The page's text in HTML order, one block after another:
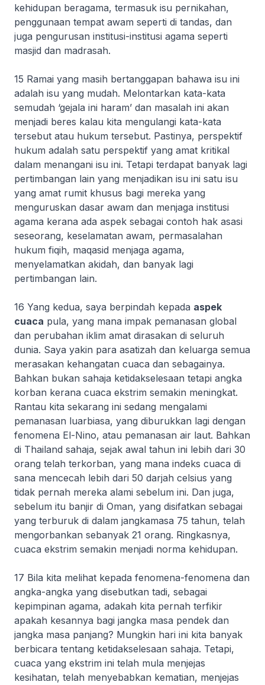
kehidupan beragama, termasuk isu pernikahan,
penggunaan tempat awam seperti di tandas, dan
juga pengurusan institusi-institusi agama seperti
masjid dan madrasah.
15 Ramai yang masih bertanggapan bahawa isu ini
adalah isu yang mudah. Melontarkan kata-kata
semudah ‘gejala ini haram’ dan masalah ini akan
menjadi beres kalau kita mengulangi kata-kata
tersebut atau hukum tersebut. Pastinya, perspektif
hukum adalah satu perspektif yang amat kritikal
dalam menangani isu ini. Tetapi terdapat banyak lagi
pertimbangan lain yang menjadikan isu ini satu isu
yang amat rumit khusus bagi mereka yang
menguruskan dasar awam dan menjaga institusi
agama kerana ada aspek sebagai contoh hak asasi
seseorang, keselamatan awam, permasalahan
hukum fiqih, maqasid menjaga agama,
menyelamatkan akidah, dan banyak lagi
pertimbangan lain.
16 Yang kedua, saya berpindah kepada aspek
cuaca pula, yang mana impak pemanasan global
dan perubahan iklim amat dirasakan di seluruh
dunia. Saya yakin para asatizah dan keluarga semua
merasakan kehangatan cuaca dan sebagainya.
Bahkan bukan sahaja ketidakselesaan tetapi angka
korban kerana cuaca ekstrim semakin meningkat.
Rantau kita sekarang ini sedang mengalami
pemanasan luarbiasa, yang diburukkan lagi dengan
fenomena El-Nino, atau pemanasan air laut. Bahkan
di Thailand sahaja, sejak awal tahun ini lebih dari 30
orang telah terkorban, yang mana indeks cuaca di
sana mencecah lebih dari 50 darjah celsius yang
tidak pernah mereka alami sebelum ini. Dan juga,
sebelum itu banjir di Oman, yang disifatkan sebagai
yang terburuk di dalam jangkamasa 75 tahun, telah
mengorbankan sebanyak 21 orang. Ringkasnya,
cuaca ekstrim semakin menjadi norma kehidupan.
17 Bila kita melihat kepada fenomena-fenomena dan
angka-angka yang disebutkan tadi, sebagai
kepimpinan agama, adakah kita pernah terfikir
apakah kesannya bagi jangka masa pendek dan
jangka masa panjang? Mungkin hari ini kita banyak
berbicara tentang ketidakselesaan sahaja. Tetapi,
cuaca yang ekstrim ini telah mula menjejas
kesihatan, telah menyebabkan kematian, menjejas